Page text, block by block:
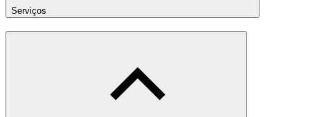
Serviços